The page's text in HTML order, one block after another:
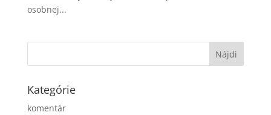
osobnej...
Kategórie
komentár